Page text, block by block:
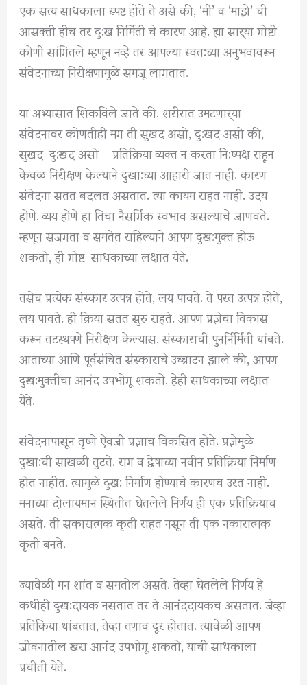
एक सत्य साधकाला स्पष्ट होते ते असे की, ‘मी’ व ‘माझे’ ची
आसक्ती हीच तर दु:ख निर्मिती चे कारण आहे. ह्या सार्‍या गोष्टी
कोणी सांगितले म्हणून नव्हे तर आपल्या स्वत:च्या अनुभवावरून
संवेदनाच्या निरीक्षणामुळे समजू लागतात.
या अभ्यासात शिकविले जाते की, शरीरात उमटणार्‍या
संवेदनावर कोणतीही मग ती सुखद असो, दु:खद असो की,
सुखद-दु:खद असो – प्रतिक्रिया व्यक्त न करता नि:ष्पक्ष राहून
केवळ निरीक्षण केल्याने दुखा:च्या आहारी जात नाही. कारण
संवेदना सतत बदलत असतात. त्या कायम राहत नाही. उदय
होणे, व्यय होणे हा तिचा नैसर्गिक स्वभाव असल्याचे जाणवते.
म्हणून सजगता व समतेत राहिल्याने आपण दुख:मुक्त होऊ
शकतो, ही गोष्ट साधकाच्या लक्षात येते.
तसेच प्रत्येक संस्कार उत्पन्न होते, लय पावते. ते परत उत्पन्न होते,
लय पावते. ही क्रिया सतत सुरु राहते. आपण प्रज्ञेचा विकास
करून तटस्थपणे निरीक्षण केल्यास, संस्काराची पुनर्निर्मिती थांबते.
आताच्या आणि पूर्वसंचित संस्काराचे उच्चाटन झाले की, आपण
दुख:मुक्तीचा आनंद उपभोगू शकतो, हेही साधकाच्या लक्षात
येते.
संवेदनापासून तृष्णे ऐवजी प्रज्ञाच विकसित होते. प्रज्ञेमुळे
दुखा:ची साखळी तुटते. राग व द्वेषाच्या नवीन प्रतिक्रिया निर्माण
होत नाहीत. त्यामुळे दुख: निर्माण होण्याचे कारणच उरत नाही.
मनाच्या दोलायमान स्थितीत घेतलेले निर्णय ही एक प्रतिक्रियाच
असते. ती सकारात्मक कृती राहत नसून ती एक नकारात्मक
कृती बनते.
ज्यावेळी मन शांत व समतोल असते. तेव्हा घेतलेले निर्णय हे
कधीही दुख:दायक नसतात तर ते आनंददायकच असतात. जेव्हा
प्रतिकिया थांबतात, तेव्हा तणाव दूर होतात. त्यावेळी आपण
जीवनातील खरा आनंद उपभोगू शकतो, याची साधकाला
प्रचीती येते.